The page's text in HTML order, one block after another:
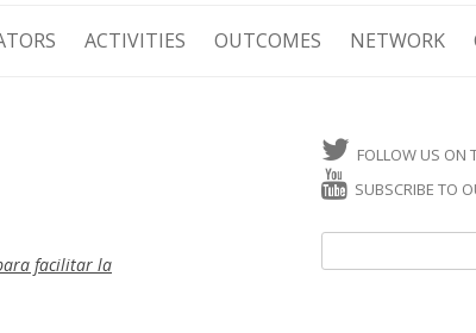
ACTIVITIES OUTCOMES NETWORK
facilitar la
FOLLOW US ON
SUBSCRIBE TO